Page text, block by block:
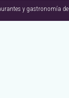
y gastronomía